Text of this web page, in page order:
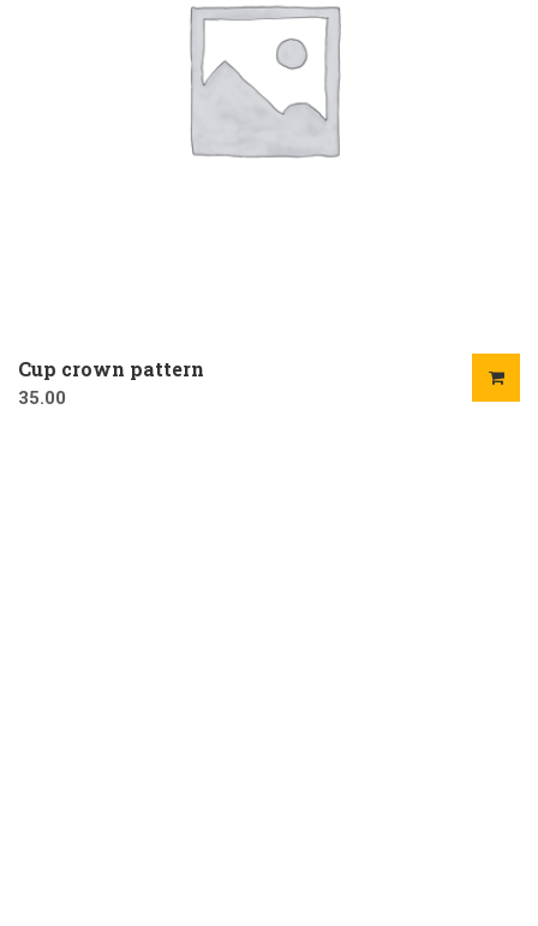
Cup crown pattern
35.00